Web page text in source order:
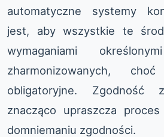
automatyczne systemy
jest, aby wszystkie te
wymaganiami
zharmonizowanych,
obligatoryjne.
znacząco upraszcza
domniemaniu zgodności.